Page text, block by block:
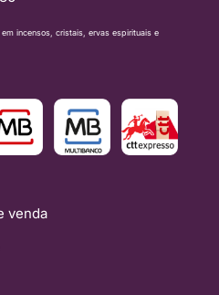
incensos, cristais, ervas espirituais e
venda